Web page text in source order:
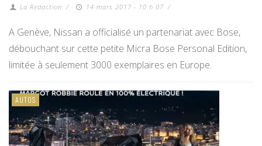
La Redaction / 14 mars 2017 - 10 h 07 /
A Genève, Nissan a officialisé un partenariat avec Bose,
débouchant sur cette petite Micra Bose Personal Edition,
limitée à seulement 3000 exemplaires en Europe.
AUTOS